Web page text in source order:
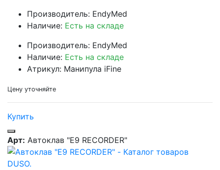
Производитель: EndyMed
Наличие: Есть на складе
Производитель: EndyMed
Наличие: Есть на складе
Атрикул: Манипула iFine
Цену уточняйте
Купить
Арт: Автоклав "Е9 RECORDER"